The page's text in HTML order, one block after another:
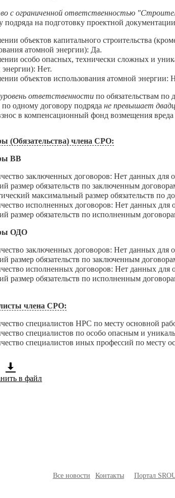
с ограниченной ответственностью
подряда на подготовку проектной
объектов капитального строительства
атомной энергии): Да.
особо опасных, технически сложных и
энергии): Нет.
объектов использования атомной энергии:
ответственности по обязательствам по
по одному договору подрядане превышает
в компенсационный фонд возмещения
(Обязательства) члена СРО:
ВВ
заключенных договоров: Нет данных для
обязательств по заключенным
максимальный размер обязательств по
исполненных договоров: Нет данных для
обязательств по исполненным
ОДО
заключенных договоров: Нет данных для
обязательств по заключенным
исполненных договоров: Нет данных для
обязательств по исполненным
члена СРО:
специалистов НРС по месту основной
специалистов по особо опасным и
специалистов иных профессий по месту
в файл
Все новости Контакты Портал